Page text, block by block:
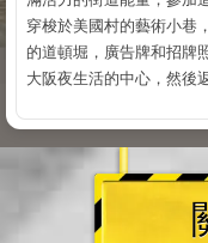
穿梭於美國村的藝術小巷
的道頓堀，廣告牌和招牌
大阪夜生活的中心，然後